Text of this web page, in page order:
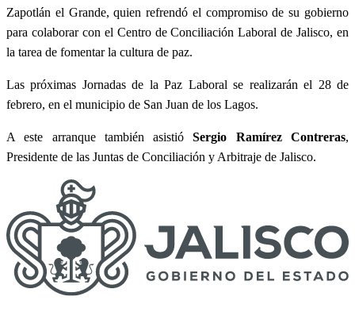
Zapotlán el Grande, quien refrendó el compromiso de su gobierno
para colaborar con el Centro de Conciliación Laboral de Jalisco, en
la tarea de fomentar la cultura de paz.
Las próximas Jornadas de la Paz Laboral se realizarán el 28 de
febrero, en el municipio de San Juan de los Lagos.
A este arranque también asistióSergio Ramírez Contreras,
Presidente de las Juntas de Conciliación y Arbitraje de Jalisco.